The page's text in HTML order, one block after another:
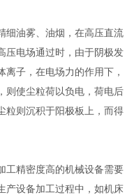
细油雾、油烟，在高压直流
压电场通过时，由于阴极发
子，在电场力的作用下，
则使尘粒荷以负电，荷电后
粒则沉积于阳极板上，而得
工精密度高的机械设备需要
产设备加工过程中，如机床